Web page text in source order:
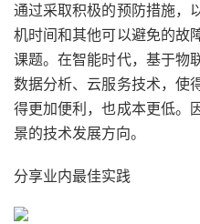
通过采取积极的预防措施，
机时间和其他可以避免的故
课题。在智能时代，基于物
数据分析、云服务技术，使
得更加便利，也成本更低。
景的技术发展方向。
分享业内最佳实践